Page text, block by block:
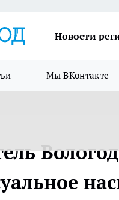
Новости
Мы ВКонтакте